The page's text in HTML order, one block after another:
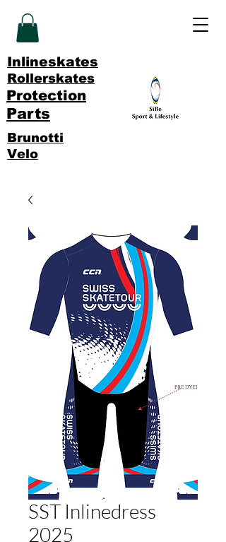
Inlineskates
Rollerskates
Protection
Parts
Brunotti
Velo
SST Inlinedress
2025